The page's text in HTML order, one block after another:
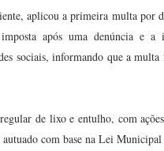
aplicou a primeira multa por
após uma denúncia e a
sociais, informando que a
de lixo e entulho, com
com base na Lei Municipal